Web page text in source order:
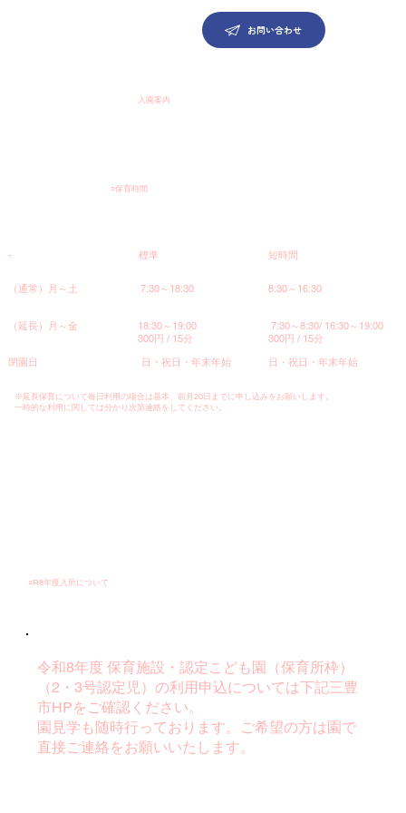
お問い合わせ
入園案内
○R8年度入所について
令和8年度 保育施設・認定こども園（保育所枠）
（2・3号認定児）の利用申込については下記三豊
市HPをご確認ください。
​園見学も随時行っております。ご希望の方は園で
直接ご連絡をお願いいたします。
（通常）月～土
（延長）月～金
​閉園日
​-
7:30～18:30
18:30～19:00
300円 / 15分
日・祝日・年末年始
標準
8:30～16:30
7:30～8:30/ 16:30～19:00
300円 / 15分
日・祝日・年末年始
短時間
○保育時間
※延長保育について毎日利用の場合は基本、前月20日までに申し込みをお願いします。
一時的な利用に関しては分かり次第連絡をしてください。